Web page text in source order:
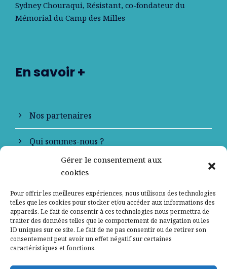
Gérer le consentement aux
cookies
Pour offrir les meilleures expériences, nous utilisons des technologies
telles que les cookies pour stocker et/ou accéder aux informations des
appareils. Le fait de consentir à ces technologies nous permettra de
traiter des données telles que le comportement de navigation ou les
ID uniques sur ce site. Le fait de ne pas consentir ou de retirer son
consentement peut avoir un effet négatif sur certaines
caractéristiques et fonctions.
Sydney Chouraqui, Résistant, co-fondateur du
Mémorial du Camp des Milles
En savoir +
Nos partenaires
Qui sommes-nous ?
Contactez-nous
Mentions légales
Politique de confidentialité